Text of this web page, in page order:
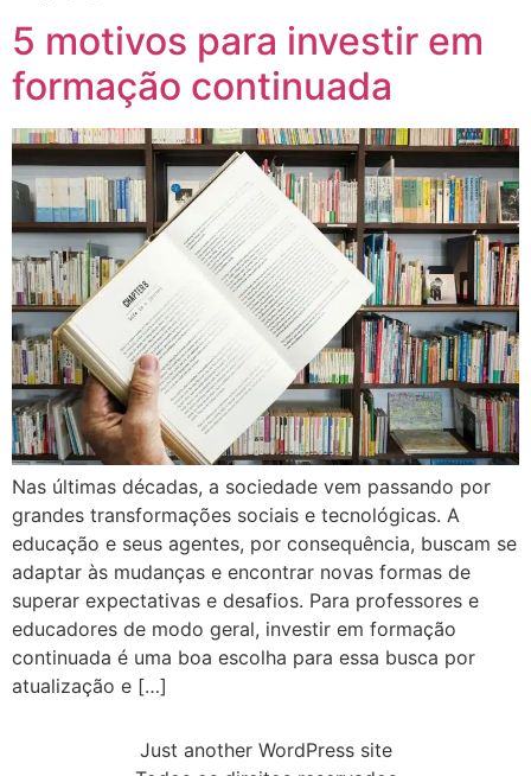
5 motivos para investir em
formação continuada
Nas últimas décadas, a sociedade vem passando por
grandes transformações sociais e tecnológicas. A
educação e seus agentes, por consequência, buscam se
adaptar às mudanças e encontrar novas formas de
superar expectativas e desafios. Para professores e
educadores de modo geral, investir em formação
continuada é uma boa escolha para essa busca por
atualização e […]
Just another WordPress site